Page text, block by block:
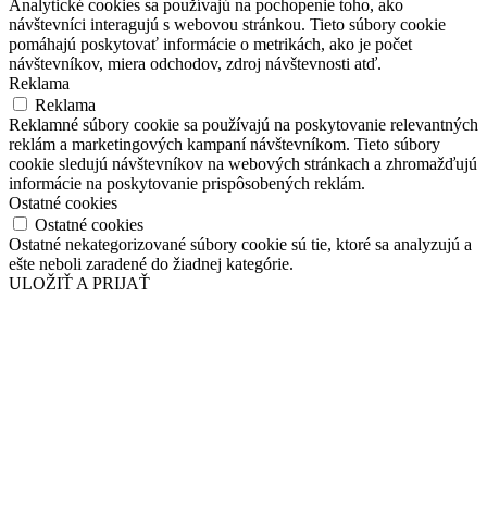
Analytické cookies sa používajú na pochopenie toho, ako
návštevníci interagujú s webovou stránkou. Tieto súbory cookie
pomáhajú poskytovať informácie o metrikách, ako je počet
návštevníkov, miera odchodov, zdroj návštevnosti atď.
Reklama
Reklama
Reklamné súbory cookie sa používajú na poskytovanie relevantných
reklám a marketingových kampaní návštevníkom. Tieto súbory
cookie sledujú návštevníkov na webových stránkach a zhromažďujú
informácie na poskytovanie prispôsobených reklám.
Ostatné cookies
Ostatné cookies
Ostatné nekategorizované súbory cookie sú tie, ktoré sa analyzujú a
ešte neboli zaradené do žiadnej kategórie.
ULOŽIŤ A PRIJAŤ